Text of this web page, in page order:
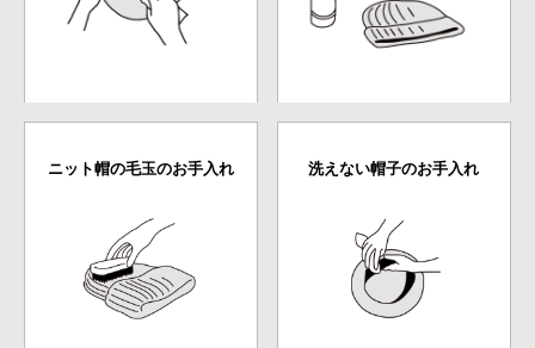
ニット帽の毛玉のお手入れ 洗えない帽子のお手入れ